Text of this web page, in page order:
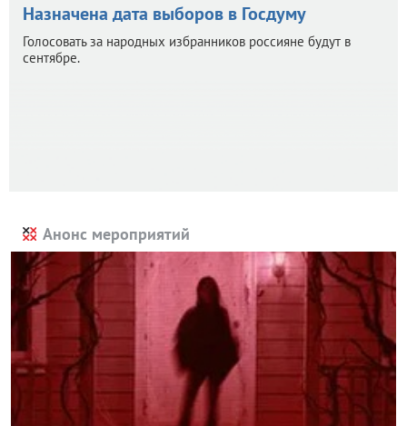
Назначена дата выборов в Госдуму
Голосовать за народных избранников россияне будут в
сентябре.
Анонс мероприятий